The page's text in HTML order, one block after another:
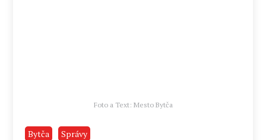
Foto a Text: Mesto Bytča
Bytča Správy